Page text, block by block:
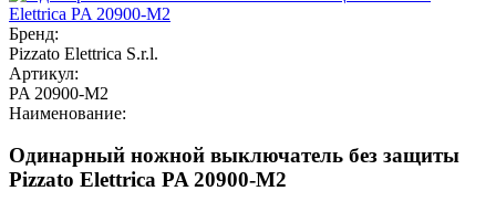
Бренд:
Pizzato Elettrica S.r.l.
Артикул:
PA 20900-M2
Наименование:
Одинарный ножной выключатель без защиты
Pizzato Elettrica PA 20900-M2